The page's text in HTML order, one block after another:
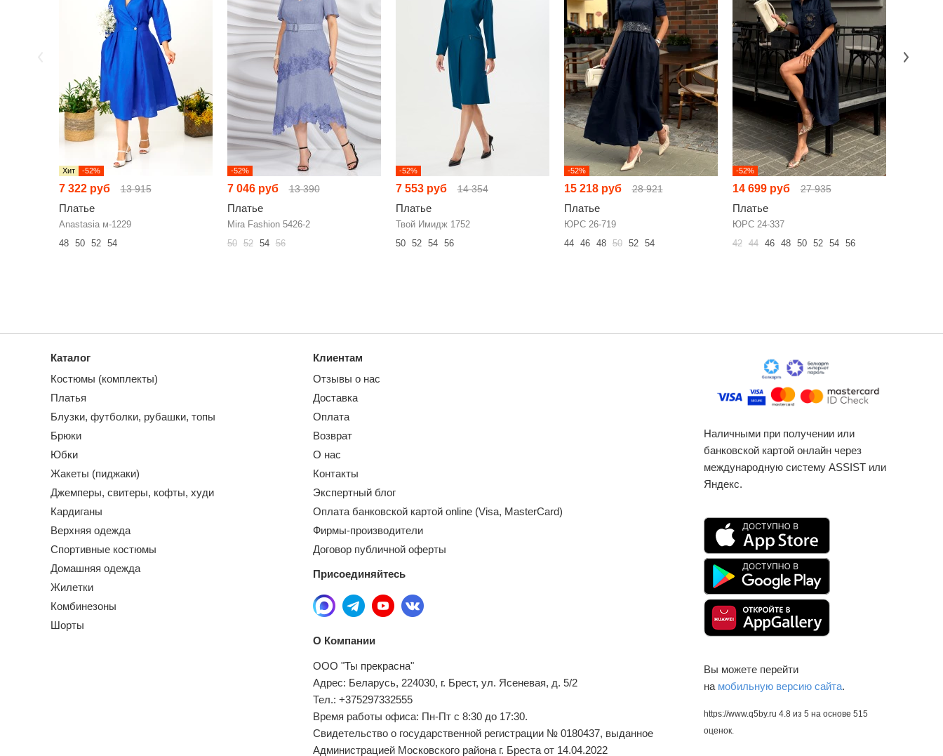
Хит -52%
7 322 руб 13 915
Платье
Anastasia м-1229
48
50 52 54
-52%
7 046 руб 13 390
Платье
Mira Fashion 5426-2
50 52 54 56
-52%
7 553 руб 14 354
Платье
Твой Имидж 1752
50
52 54 56
-52%
15 218 руб 28 921
Платье
ЮРС 26-719
44
46 48 50 52 54
-52%
14 699 руб 27 935
Платье
ЮРС 24-337
42 44 46 48 50 52 54 56
Каталог
Костюмы (комплекты)
Платья
Блузки, футболки, рубашки, топы
Брюки
Юбки
Жакеты (пиджаки)
Джемперы, свитеры, кофты, худи
Кардиганы
Верхняя одежда
Спортивные костюмы
Домашняя одежда
Жилетки
Комбинезоны
Шорты
Клиентам
Отзывы о нас
Доставка
Оплата
Возврат
О нас
Контакты
Экспертный блог
Оплата банковской картой online (Visa, MasterCard)
Фирмы-производители
Договор публичной оферты
Присоединяйтесь
О Компании
ООО "Ты прекрасна"
Адрес: Беларусь, 224030, г. Брест, ул. Ясеневая, д. 5/2
Тел.: +375297332555
Время работы офиса: Пн-Пт с 8:30 до 17:30.
Свидетельство о государственной регистрации № 0180437, выданное
Администрацией Московского района г. Бреста от 14.04.2022
Наличными при получении или
банковской картой онлайн через
международную систему ASSIST или
Яндекс.
Вы можете перейти
на мобильную версию сайта.
https://www.q5by.ru 4.8 из 5 на основе 515
оценок.